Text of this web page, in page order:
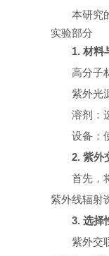
本研究
实验部分
1. 材料
高分子
紫外光
溶剂：
设备：
2. 紫外
首先，
紫外线辐射
3. 选择
紫外交